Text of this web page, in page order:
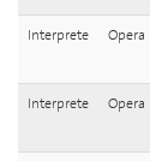
Interprete Opera
Interprete Opera